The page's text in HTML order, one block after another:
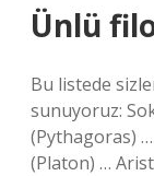
Ünlü
Bu listede
sunuyoruz:
(Pythagoras)
(Platon) …